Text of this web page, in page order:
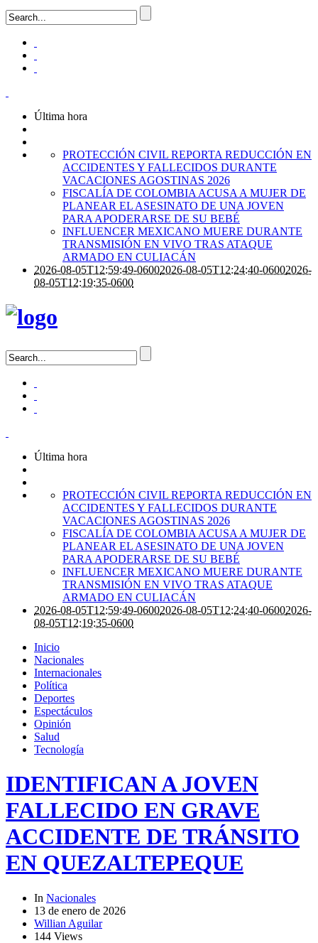
Última hora
PROTECCIÓN CIVIL REPORTA REDUCCIÓN EN
ACCIDENTES Y FALLECIDOS DURANTE
VACACIONES AGOSTINAS 2026
FISCALÍA DE COLOMBIA ACUSA A MUJER DE
PLANEAR EL ASESINATO DE UNA JOVEN
PARA APODERARSE DE SU BEBÉ
INFLUENCER MEXICANO MUERE DURANTE
TRANSMISIÓN EN VIVO TRAS ATAQUE
ARMADO EN CULIACÁN
2026-08-05T12:59:49-06002026-08-05T12:24:40-06002026-
08-05T12:19:35-0600
Última hora
PROTECCIÓN CIVIL REPORTA REDUCCIÓN EN
ACCIDENTES Y FALLECIDOS DURANTE
VACACIONES AGOSTINAS 2026
FISCALÍA DE COLOMBIA ACUSA A MUJER DE
PLANEAR EL ASESINATO DE UNA JOVEN
PARA APODERARSE DE SU BEBÉ
INFLUENCER MEXICANO MUERE DURANTE
TRANSMISIÓN EN VIVO TRAS ATAQUE
ARMADO EN CULIACÁN
2026-08-05T12:59:49-06002026-08-05T12:24:40-06002026-
08-05T12:19:35-0600
Inicio
Nacionales
Internacionales
Política
Deportes
Espectáculos
Opinión
Salud
Tecnología
IDENTIFICAN A JOVEN
FALLECIDO EN GRAVE
ACCIDENTE DE TRÁNSITO
EN QUEZALTEPEQUE
In Nacionales
13 de enero de 2026
Willian Aguilar
144 Views